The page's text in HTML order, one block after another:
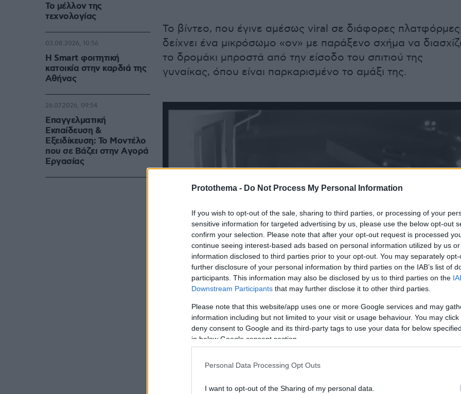
Protothema - Do Not Process My Personal Information
If you wish to opt-out of the sale, sharing to third parties, or processing of your
sensitive information for targeted advertising by us, please use the below opt-out
confirm your selection. Please note that after your opt-out request is processed
continue seeing interest-based ads based on personal information utilized by us
information disclosed to third parties prior to your opt-out. You may separately
further disclosure of your personal information by third parties on the IAB’s list of
participants. This information may also be disclosed by us to third parties on the
Downstream Participants that may further disclose it to other third parties.
Please note that this website/app uses one or more Google services and may
information including but not limited to your visit or usage behaviour. You may
deny consent to Google and its third-party tags to use your data for below
in below Google consent section.
Personal Data Processing Opt Outs
I want to opt-out of the Sharing of my personal data.
Το βίντεο, που έγινε αμέσως viral σε διάφορες
δείχνει ένα μικρόσωμο «ον» με παράξενο σχήμα να
το δρομάκι μπροστά από την είσοδο του σπιτιού της
γυναίκας, όπου είναι παρκαρισμένο το αμάξι της.
«Ξύπνησα το πρωί της περασμένης Κυριακής και είδα αυτό
καταλάβω... τι στο καλό συμβαίνει; Αρχικά είδα μια σκιά να
Το μέλλον της
τεχνολογίας
Η Smart φοιτητική
κατοικία στην καρδιά της
Αθήνας
03.08.2026, 10:56
Επαγγελματική
Εκπαίδευση &
Εξειδίκευση: Το Mοντέλο
που σε Bάζει στην Aγορά
Eργασίας
26.07.2026, 09:54